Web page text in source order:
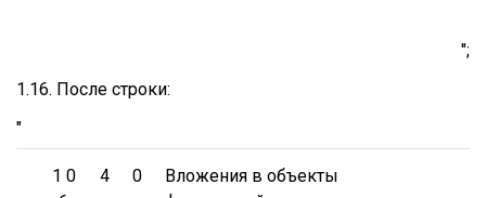
";
1.16. После строки:
"
1 0
4 0
Вложения в объекты